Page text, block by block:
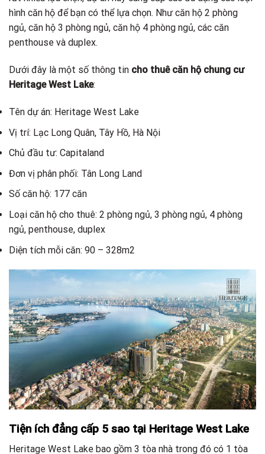
hình căn hộ để bạn có thể lựa chọn. Như căn hộ 2 phòng
ngủ, căn hộ 3 phòng ngủ, căn hộ 4 phòng ngủ, các căn
penthouse và duplex.
Dưới đây là một số thông tin cho thuê căn hộ chung cư
Heritage West Lake:
Tên dự án: Heritage West Lake
Vị trí: Lạc Long Quân, Tây Hồ, Hà Nội
Chủ đầu tư: Capitaland
Đơn vị phân phối: Tân Long Land
Số căn hộ: 177 căn
Loại căn hộ cho thuê: 2 phòng ngủ, 3 phòng ngủ, 4 phòng
ngủ, penthouse, duplex
Diện tích mỗi căn: 90 – 328m2
Tiện ích đẳng cấp 5 sao tại Heritage West Lake
Heritage West Lake bao gồm 3 tòa nhà trong đó có 1 tòa